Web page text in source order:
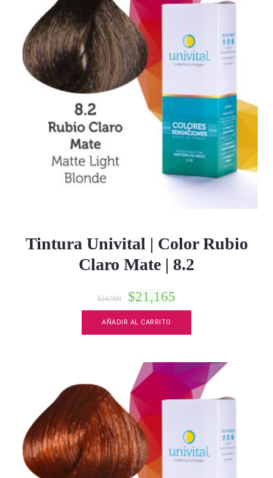
Tintura Univital | Color Rubio
Claro Mate | 8.2
$24,900 $21,165
AÑADIR AL CARRITO